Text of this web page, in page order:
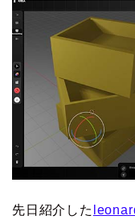
先日紹介した